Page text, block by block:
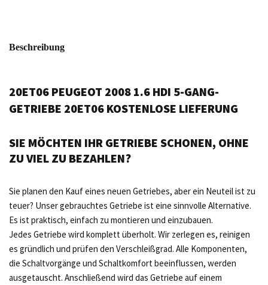
Beschreibung
20ET06 PEUGEOT 2008 1.6 HDI 5-GANG-
GETRIEBE 20ET06 KOSTENLOSE LIEFERUNG
SIE MÖCHTEN IHR GETRIEBE SCHONEN, OHNE
ZU VIEL ZU BEZAHLEN?
Sie planen den Kauf eines neuen Getriebes, aber ein Neuteil ist zu
teuer? Unser gebrauchtes Getriebe ist eine sinnvolle Alternative.
Es ist praktisch, einfach zu montieren und einzubauen.
Jedes Getriebe wird komplett überholt. Wir zerlegen es, reinigen
es gründlich und prüfen den Verschleißgrad. Alle Komponenten,
die Schaltvorgänge und Schaltkomfort beeinflussen, werden
ausgetauscht. Anschließend wird das Getriebe auf einem